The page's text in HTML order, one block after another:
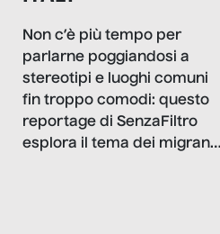
Non c’è più tempo per
parlarne poggiandosi a
stereotipi e luoghi comuni
fin troppo comodi: questo
reportage di SenzaFiltro
esplora il tema dei migranti